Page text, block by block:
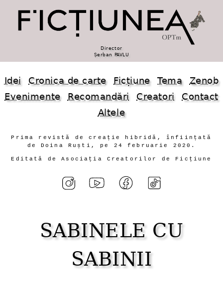
Director
Șerban PAVLU
Idei Cronica de carte Ficțiune Tema
Zenob
Evenimente
Recomandări Creatori
Contact
Altele
Prima revistă de creație hibridă, înființată
de Doina Ruști, pe 24 februarie 2020.
Editată de Asociația Creatorilor de Ficțiune
SABINELE CU
SABINII